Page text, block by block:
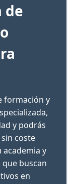
de
formación y
y podrás
coste
y
buscan
en